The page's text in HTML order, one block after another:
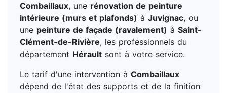
Combaillaux, une rénovation de peinture
intérieure (murs et plafonds) à Juvignac, ou
une peinture de façade (ravalement) à Saint-
Clément-de-Rivière, les professionnels du
département Hérault sont à votre service.
Le tarif d'une intervention à Combaillaux
dépend de l'état des supports et de la finition